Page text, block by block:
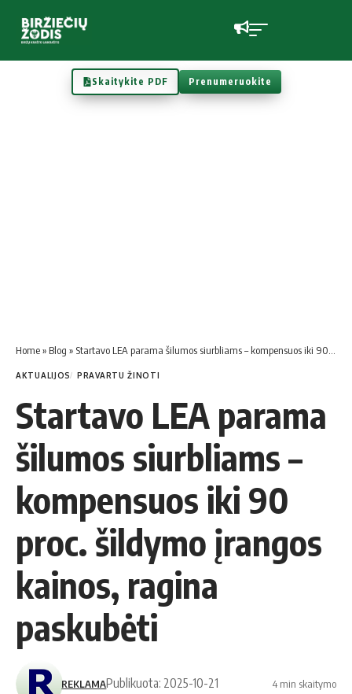
Skaitykite PDF Prenumeruokite
Home» Blog » Startavo LEA parama šilumos siurbliams – kompensuos iki 90 proc. šildymo įrangos kainos, ragina paskubėti
AKTUALIJOS PRAVARTU ŽINOTI
Startavo LEA parama
šilumos siurbliams –
kompensuos iki 90
proc. šildymo įrangos
kainos, ragina
paskubėti
REKLAMAPublikuota: 2025-10-21 4 min skaitymo